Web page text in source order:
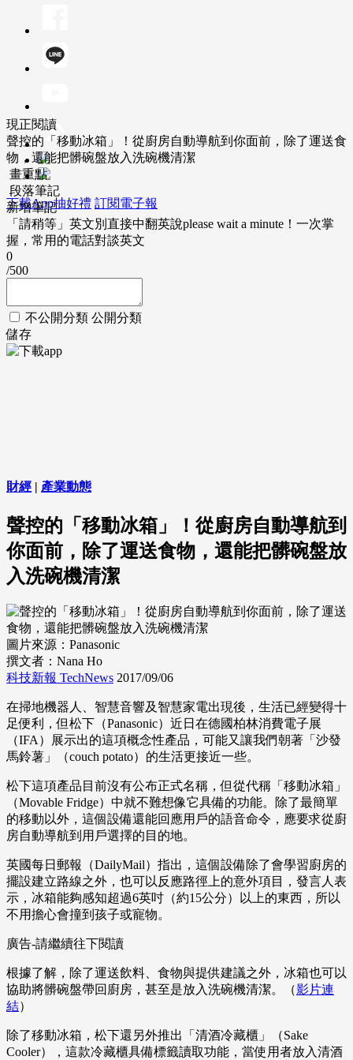
下載App抽好禮 訂閱電子報
現正閱讀
聲控的「移動冰箱」！從廚房自動導航到你面前，除了運送食
物，還能把髒碗盤放入洗碗機清潔
畫重點
段落筆記
新增筆記
「請稍等」英文別直接中翻英說please wait a minute！一次掌
握，常用的電話對談英文
0
/500
不公開分類 公開分類
儲存
財經 | 產業動態
聲控的「移動冰箱」！從廚房自動導航到
你面前，除了運送食物，還能把髒碗盤放
入洗碗機清潔
圖片來源：Panasonic
撰文者：Nana Ho
科技新報 TechNews 2017/09/06
在掃地機器人、智慧音響及智慧家電出現後，生活已經變得十
足便利，但松下（Panasonic）近日在德國柏林消費電子展
（IFA）展示出的這項概念性產品，可能又讓我們朝著「沙發
馬鈴薯」（couch potato）的生活更接近一些。
松下這項產品目前沒有公布正式名稱，但從代稱「移動冰箱」
（Movable Fridge）中就不難想像它具備的功能。除了最簡單
的移動以外，這個設備還能回應用戶的語音命令，應要求從廚
房自動導航到用戶選擇的目的地。
英國每日郵報（DailyMail）指出，這個設備除了會學習廚房的
擺設建立路線之外，也可以反應路徑上的意外項目，發言人表
示，冰箱能夠感知超過6英吋（約15公分）以上的東西，所以
不用擔心會撞到孩子或寵物。
廣告-請繼續往下閱讀
根據了解，除了運送飲料、食物與提供建議之外，冰箱也可以
協助將髒碗盤帶回廚房，甚至是放入洗碗機清潔。（影片連
結）
除了移動冰箱，松下還另外推出「清酒冷藏櫃」（Sake
Cooler），這款冷藏櫃具備標籤讀取功能，當使用者放入清酒